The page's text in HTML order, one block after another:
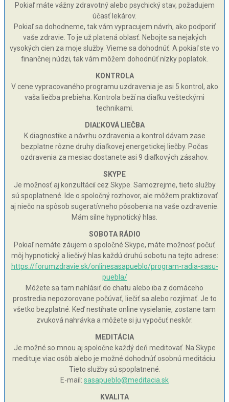
Pokiaľ máte vážny zdravotný alebo psychický stav, požadujem
účasť lekárov.
Pokiaľ sa dohodneme, tak vám vypracujem návrh, ako podporiť
vaše zdravie. To je už platená oblasť. Nebojte sa nejakých
vysokých cien za moje služby. Vieme sa dohodnúť. A pokiaľ ste vo
finančnej núdzi, tak vám môžem dohodnúť nízky poplatok.
KONTROLA
V cene vypracovaného programu uzdravenia je asi 5 kontrol, ako
vaša liečba prebieha. Kontrola beží na diaľku vešteckými
technikami.
DIAĽKOVÁ LIEČBA
K diagnostike a návrhu ozdravenia a kontrol dávam zase
bezplatne rôzne druhy diaľkovej energetickej liečby. Počas
ozdravenia za mesiac dostanete asi 9 diaľkových zásahov.
SKYPE
Je možnosť aj konzultácií cez Skype. Samozrejme, tieto služby
sú spoplatnené. Ide o spoločný rozhovor, ale môžem praktizovať
aj niečo na spôsob sugeratívneho pôsobenia na vaše ozdravenie.
Mám silne hypnotický hlas.
SOBOTA RÁDIO
Pokiaľ nemáte záujem o spoločné Skype, máte možnosť počuť
môj hypnotický a liečivý hlas každú druhú sobotu na tejto adrese:
https://forumzdravie.sk/onlinesasapueblo/program-radia-sasu-
puebla/
Môžete sa tam nahlásiť do chatu alebo iba z domáceho
prostredia nepozorovane počúvať, liečiť sa alebo rozjímať. Je to
všetko bezplatné. Keď nestíhate online vysielanie, zostane tam
zvuková nahrávka a môžete si ju vypočuť neskôr.
MEDITÁCIA
Je možné so mnou aj spoločne každý deň meditovať. Na Skype
medituje viac osôb alebo je možné dohodnúť osobnú meditáciu.
Tieto služby sú spoplatnené.
E-mail: sasapueblo@meditacia.sk
KVALITA